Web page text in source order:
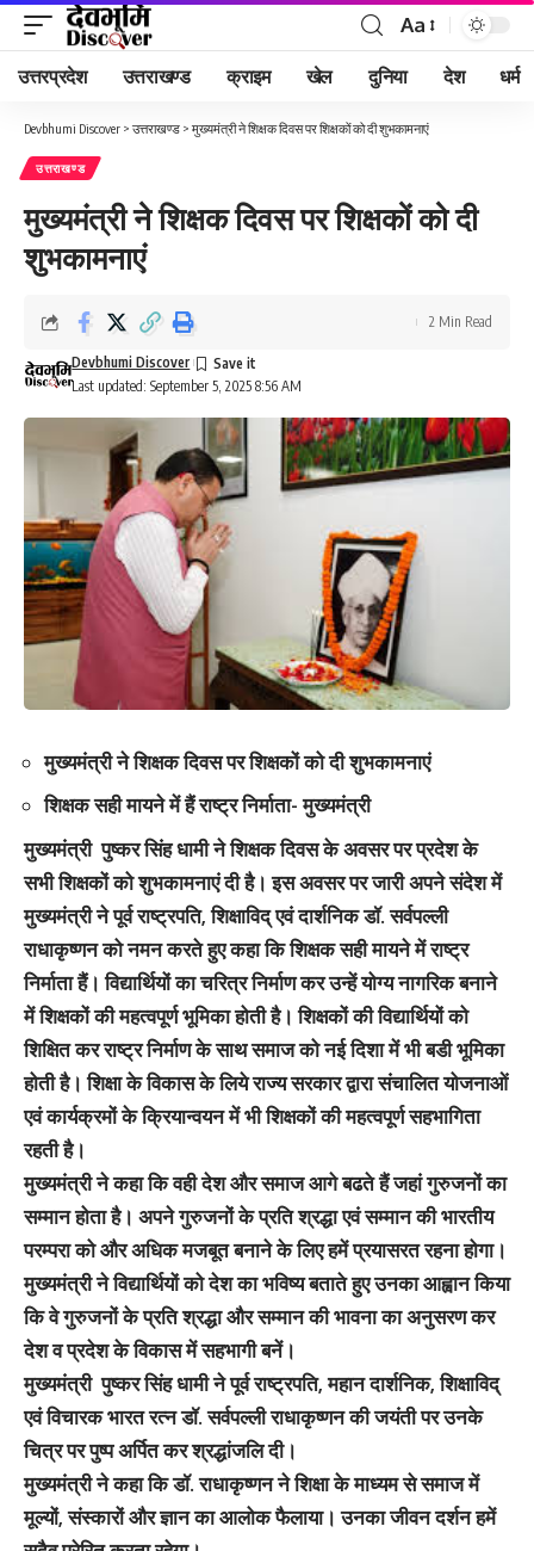
Font
Resizer
Aa
उत्तरप्रदेश उत्तराखण्ड क्राइम खेल दुनिया देश धर्म
Devbhumi Discover > उत्तराखण्ड > मुख्यमंत्री ने शिक्षक दिवस पर शिक्षकों को दी शुभकामनाएं
उत्तराखण्ड
मुख्यमंत्री ने शिक्षक दिवस पर शिक्षकों को दी
शुभकामनाएं
Last updated: September 5, 2025 8:56 AM
Devbhumi Discover
2 Min Read
मुख्यमंत्री ने शिक्षक दिवस पर शिक्षकों को दी शुभकामनाएं
शिक्षक सही मायने में हैं राष्ट्र निर्माता- मुख्यमंत्री
मुख्यमंत्री पुष्कर सिंह धामी ने शिक्षक दिवस के अवसर पर प्रदेश के
सभी शिक्षकों को शुभकामनाएं दी है। इस अवसर पर जारी अपने संदेश में
मुख्यमंत्री ने पूर्व राष्ट्रपति, शिक्षाविद् एवं दार्शनिक डॉ. सर्वपल्ली
राधाकृष्णन को नमन करते हुए कहा कि शिक्षक सही मायने में राष्ट्र
निर्माता हैं। विद्यार्थियों का चरित्र निर्माण कर उन्हें योग्य नागरिक बनाने
में शिक्षकों की महत्वपूर्ण भूमिका होती है। शिक्षकों की विद्यार्थियों को
शिक्षित कर राष्ट्र निर्माण के साथ समाज को नई दिशा में भी बडी भूमिका
होती है। शिक्षा के विकास के लिये राज्य सरकार द्वारा संचालित योजनाओं
एवं कार्यक्रमों के क्रियान्वयन में भी शिक्षकों की महत्वपूर्ण सहभागिता
रहती है।
मुख्यमंत्री ने कहा कि वही देश और समाज आगे बढते हैं जहां गुरुजनों का
सम्मान होता है। अपने गुरुजनों के प्रति श्रद्धा एवं सम्मान की भारतीय
परम्परा को और अधिक मजबूत बनाने के लिए हमें प्रयासरत रहना होगा।
मुख्यमंत्री ने विद्यार्थियों को देश का भविष्य बताते हुए उनका आह्वान किया
कि वे गुरुजनों के प्रति श्रद्धा और सम्मान की भावना का अनुसरण कर
देश व प्रदेश के विकास में सहभागी बनें।
मुख्यमंत्री पुष्कर सिंह धामी ने पूर्व राष्ट्रपति, महान दार्शनिक, शिक्षाविद्
एवं विचारक भारत रत्न डॉ. सर्वपल्ली राधाकृष्णन की जयंती पर उनके
चित्र पर पुष्प अर्पित कर श्रद्धांजलि दी।
मुख्यमंत्री ने कहा कि डॉ. राधाकृष्णन ने शिक्षा के माध्यम से समाज में
मूल्यों, संस्कारों और ज्ञान का आलोक फैलाया। उनका जीवन दर्शन हमें